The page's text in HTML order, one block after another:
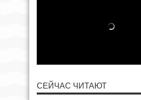
СЕЙЧАС ЧИТАЮТ